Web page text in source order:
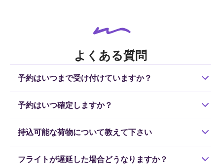
よくある質問
予約はいつまで受け付けていますか？
成田便に限り、運行予定のシャトルに乗車可能な場合は当
日も受け付けています。定員に達した場合はお受けできま
せんので、お早めのご予約をお願いします。
予約はいつ確定しますか？
た、乗車日前日にご予約いただいた場合、当日中に回答い
たします。
持込可能な荷物について教えて下さい
持込可能です。また、3辺合計で200cmを超えるお荷物は持
フライトが遅延した場合どうなりますか？